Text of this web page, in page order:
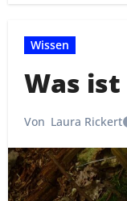
Wissen
Was ist
Von Laura Rickert